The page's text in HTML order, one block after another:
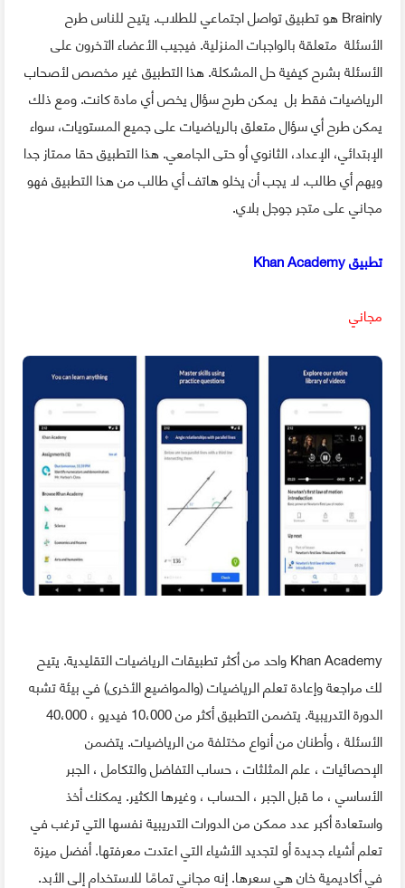
Brainly هو تطبيق تواصل اجتماعي للطلاب. يتيح للناس طرح
الأسئلة متعلقة بالواجبات المنزلية. فيجيب الأعضاء الآخرون على
الأسئلة بشرح كيفية حل المشكلة. هذا التطبيق غير مخصص لأصحاب
الرياضيات فقط بل يمكن طرح سؤال يخص أي مادة كانت. ومع ذلك
يمكن طرح أي سؤال متعلق بالرياضيات على جميع المستويات، سواء
الإبتدائي، الإعداد، الثانوي أو حتى الجامعي. هذا التطبيق حقا ممتاز جدا
ويهم أي طالب. لا يجب أن يخلو هاتف أي طالب من هذا التطبيق فهو
مجاني على متجر جوجل بلاي.
تطبيق Khan Academy
مجاني
Khan Academy واحد من أكثر تطبيقات الرياضيات التقليدية. يتيح
لك مراجعة وإعادة تعلم الرياضيات (والمواضيع الأخرى) في بيئة تشبه
الدورة التدريبية. يتضمن التطبيق أكثر من 10،000 فيديو ، 40،000
الأسئلة ، وأطنان من أنواع مختلفة من الرياضيات. يتضمن
الإحصائيات ، علم المثلثات ، حساب التفاضل والتكامل ، الجبر
الأساسي ، ما قبل الجبر ، الحساب ، وغيرها الكثير. يمكنك أخذ
واستعادة أكبر عدد ممكن من الدورات التدريبية نفسها التي ترغب في
تعلم أشياء جديدة أو لتجديد الأشياء التي اعتدت معرفتها. أفضل ميزة
في أكاديمية خان هي سعرها. إنه مجاني تمامًا للاستخدام إلى الأبد.